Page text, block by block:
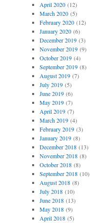
April 2020(12)
March 2020(5)
February 2020(12)
January 2020(6)
December 2019(3)
November 2019(9)
October 2019(4)
September 2019(8)
August 2019(7)
July 2019(5)
June 2019(6)
May 2019(7)
April 2019(7)
March 2019(4)
February 2019(3)
January 2019(8)
December 2018(13)
November 2018(8)
October 2018(8)
September 2018(10)
August 2018(8)
July 2018(10)
June 2018(13)
May 2018(9)
April 2018(5)